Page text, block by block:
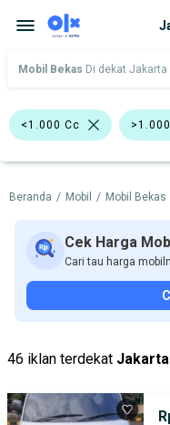
Mobil Bekas Di dekat Jakarta
<1.000 Cc
Individu Silver
Lainnya Minibus
Toyota Rush
Tipe Bodi Tipe
Beranda / Mobil / Mobil Bekas
Cek Harga
Cari tau harga
46 iklan terdekat